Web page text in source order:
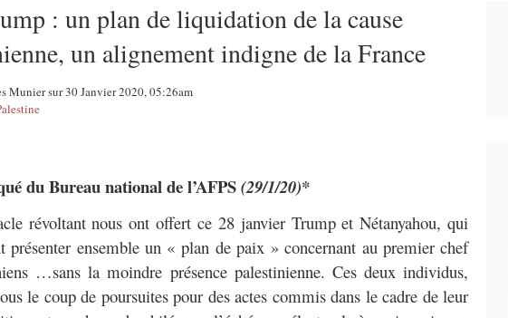
: un plan de liquidation de la cause
un alignement indigne de la France
Munier sur 30 Janvier 2020, 05:26am
du Bureau national de l’AFPS(29/1/20)*
révoltant nous ont offert ce 28 janvier Trump et Nétanyahou, qui
présenter ensemble un « plan de paix » concernant au premier chef
…sans la moindre présence palestinienne. Ces deux individus,
le coup de poursuites pour des actes commis dans le cadre de leur